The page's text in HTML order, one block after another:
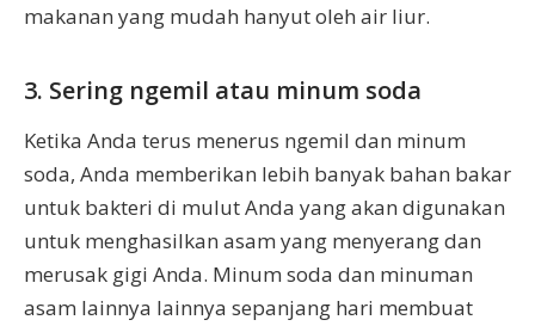
makanan yang mudah hanyut oleh air liur.
3. Sering ngemil atau minum soda
Ketika Anda terus menerus ngemil dan minum
soda, Anda memberikan lebih banyak bahan bakar
untuk bakteri di mulut Anda yang akan digunakan
untuk menghasilkan asam yang menyerang dan
merusak gigi Anda. Minum soda dan minuman
asam lainnya lainnya sepanjang hari membuat